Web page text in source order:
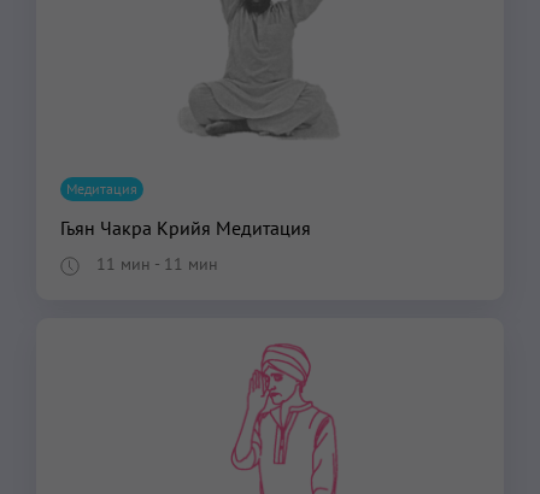
Медитация
Гьян Чакра Крийя Медитация
11 мин - 11 мин